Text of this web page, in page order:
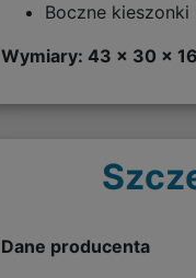
Boczne kieszonki
Wymiary: 43 x 30 x
Dane producenta